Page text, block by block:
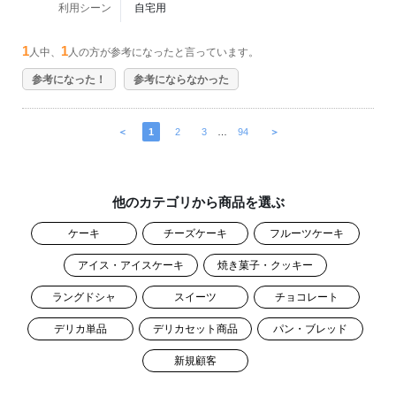
利用シーン 自宅用
1 人中、 1 人の方が参考になったと言っています。
参考になった！ 参考にならなかった
＜ 1 2 3 94 ＞
他のカテゴリから商品を選ぶ
ケーキ チーズケーキ フルーツケーキ
アイス・アイスケーキ 焼き菓子・クッキー
ラングドシャ スイーツ チョコレート
デリカ単品 デリカセット商品 パン・ブレッド
新規顧客